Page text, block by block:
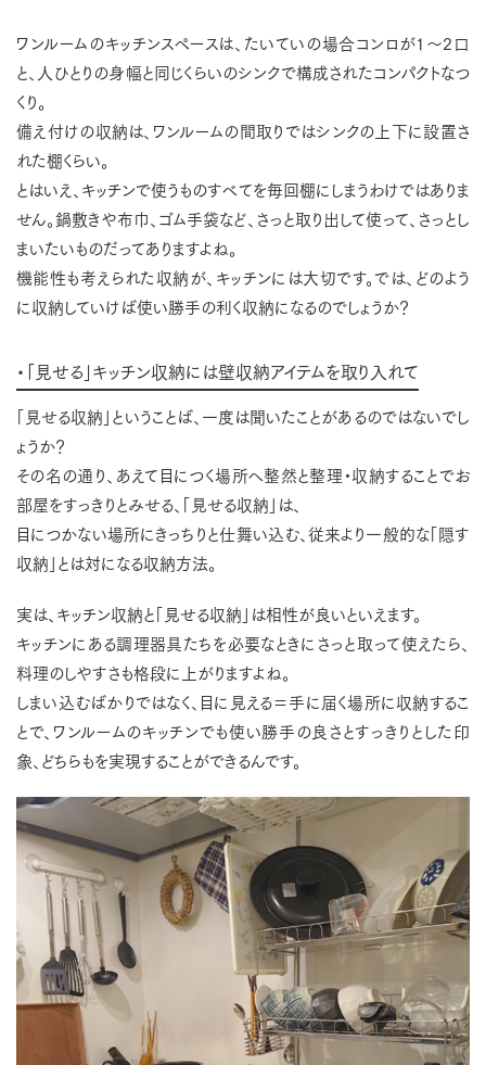
ワンルームのキッチンスペースは、たいていの場合コンロが1〜2口
と、人ひとりの身幅と同じくらいのシンクで構成されたコンパクトなつ
くり。
備え付けの収納は、ワンルームの間取りではシンクの上下に設置さ
れた棚くらい。
とはいえ、キッチンで使うものすべてを毎回棚にしまうわけではありま
せん。鍋敷きや布巾、ゴム手袋など、さっと取り出して使って、さっとし
まいたいものだってありますよね。
機能性も考えられた収納が、キッチンには大切です。では、どのよう
に収納していけば使い勝手の利く収納になるのでしょうか？
・「見せる」キッチン収納には壁収納アイテムを取り入れて
「見せる収納」ということば、一度は聞いたことがあるのではないでし
ょうか？
その名の通り、あえて目につく場所へ整然と整理・収納することでお
部屋をすっきりとみせる、「見せる収納」は、
目につかない場所にきっちりと仕舞い込む、従来より一般的な「隠す
収納」とは対になる収納方法。
実は、キッチン収納と「見せる収納」は相性が良いといえます。
キッチンにある調理器具たちを必要なときにさっと取って使えたら、
料理のしやすさも格段に上がりますよね。
しまい込むばかりではなく、目に見える＝手に届く場所に収納するこ
とで、ワンルームのキッチンでも使い勝手の良さとすっきりとした印
象、どちらもを実現することができるんです。